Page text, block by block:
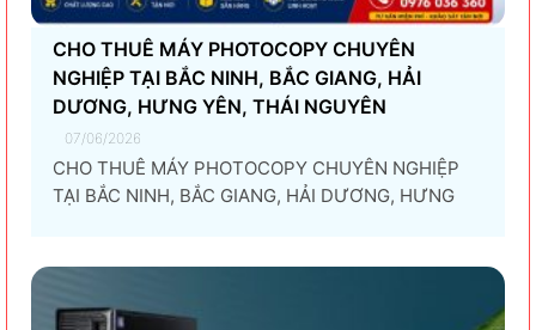
CHO THUÊ MÁY PHOTOCOPY CHUYÊN
NGHIỆP TẠI BẮC NINH, BẮC GIANG, HẢI
DƯƠNG, HƯNG YÊN, THÁI NGUYÊN
07/06/2026
CHO THUÊ MÁY PHOTOCOPY CHUYÊN NGHIỆP
TẠI BẮC NINH, BẮC GIANG, HẢI DƯƠNG, HƯNG
càng nhiều doanh nghiệp lựa chọn giải pháp...